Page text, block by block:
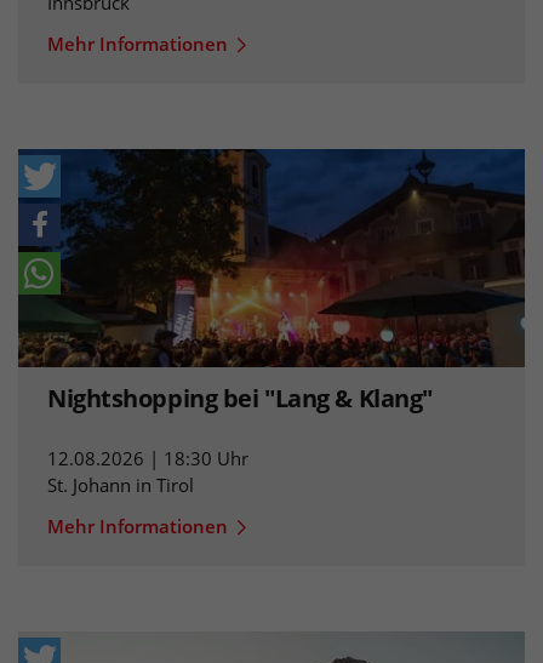
Mehr Informationen
Nightshopping bei "Lang & Klang"
12.08.2026 | 18:30 Uhr
St. Johann in Tirol
Mehr Informationen